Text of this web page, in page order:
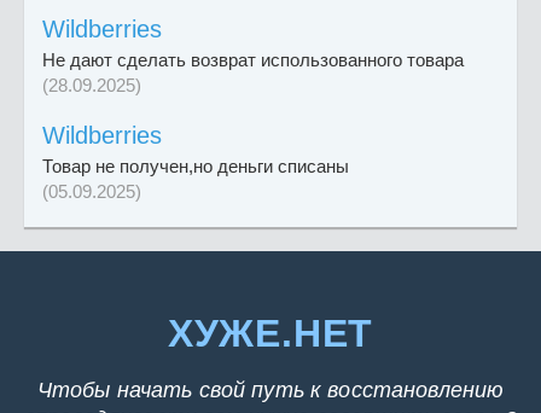
Wildberries
Не дают сделать возврат использованного товара
(28.09.2025)
Wildberries
Товар не получен,но деньги списаны
(05.09.2025)
ХУЖЕ.НЕТ
Чтобы начать свой путь к восстановлению